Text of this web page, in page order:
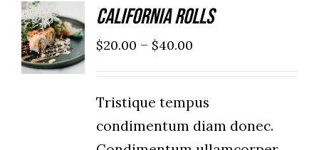
SELECT
OPTIONS
/
DETAILS
California Rolls
$20.00 – $40.00
Tristique tempus
condimentum diam donec.